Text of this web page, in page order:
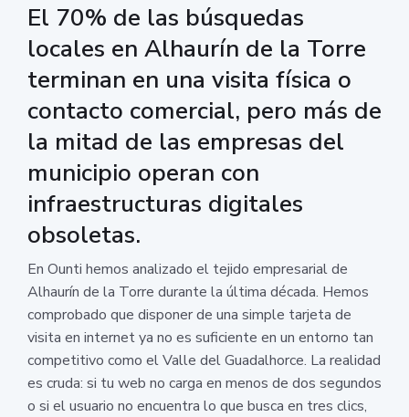
El 70% de las búsquedas
locales en Alhaurín de la Torre
terminan en una visita física o
contacto comercial, pero más de
la mitad de las empresas del
municipio operan con
infraestructuras digitales
obsoletas.
En Ounti hemos analizado el tejido empresarial de
Alhaurín de la Torre durante la última década. Hemos
comprobado que disponer de una simple tarjeta de
visita en internet ya no es suficiente en un entorno tan
competitivo como el Valle del Guadalhorce. La realidad
es cruda: si tu web no carga en menos de dos segundos
o si el usuario no encuentra lo que busca en tres clics,